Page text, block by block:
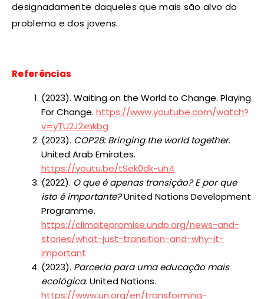
designadamente daqueles que mais são alvo do
problema e dos jovens.
Referências
(2023). Waiting on the World to Change. Playing
For Change. https://www.youtube.com/watch?
v=yTU2J2xnkbg
(2023). COP28: Bringing the world together.
United Arab Emirates.
https://youtu.be/tSek0dk-uh4
(2022). O que é apenas transição? E por que
isto é importante?United Nations Development
Programme.
https://climatepromise.undp.org/news-and-
stories/what-just-transition-and-why-it-
important
(2023). Parceria para uma educação mais
ecológica. United Nations.
https://www.un.org/en/transforming-